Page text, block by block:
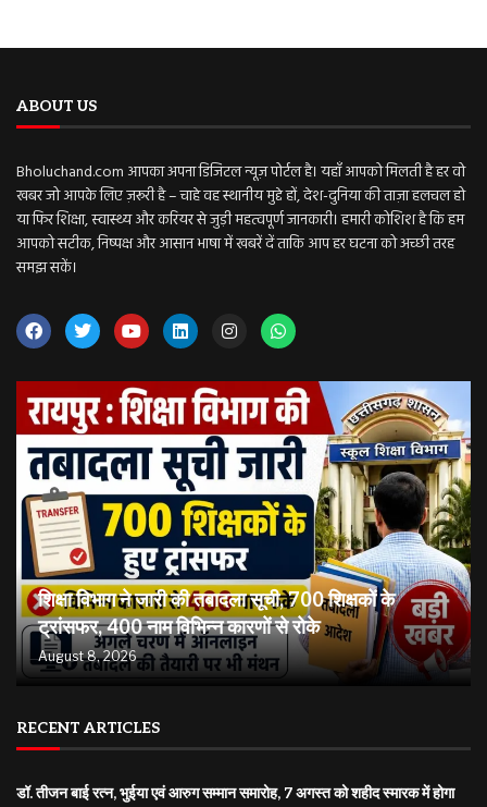
ABOUT US
Bholuchand.com आपका अपना डिजिटल न्यूज़ पोर्टल है। यहाँ आपको मिलती है हर वो
खबर जो आपके लिए ज़रूरी है – चाहे वह स्थानीय मुद्दे हों, देश-दुनिया की ताज़ा हलचल हो
या फिर शिक्षा, स्वास्थ्य और करियर से जुड़ी महत्वपूर्ण जानकारी। हमारी कोशिश है कि हम
आपको सटीक, निष्पक्ष और आसान भाषा में खबरें दें ताकि आप हर घटना को अच्छी तरह
समझ सकें।
शिक्षा विभाग ने जारी की तबादला सूची, 700 शिक्षकों के
ट्रांसफर, 400 नाम विभिन्न कारणों से रोके
August 8, 2026
RECENT ARTICLES
डॉ. तीजन बाई रत्न, भुईया एवं आरुग सम्मान समारोह, 7 अगस्त को शहीद स्मारक में होगा